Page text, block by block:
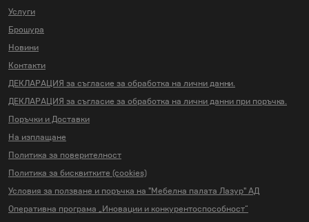
Услуги
Брошура
Новини
Контакти
ДЕКЛАРАЦИЯ за съгласие за обработка на лични данни.
ДЕКЛАРАЦИЯ за съгласие за обработка на лични данни при поръчка.
Поръчки и Доставки
На изплащане
Политика за поверителност
Политика за бисквитките (cookies)
Условия за ползване и поръчка на "Мебелна палата Лазур" АД
Оперативна програма „Иновации и конкурентоспособност“